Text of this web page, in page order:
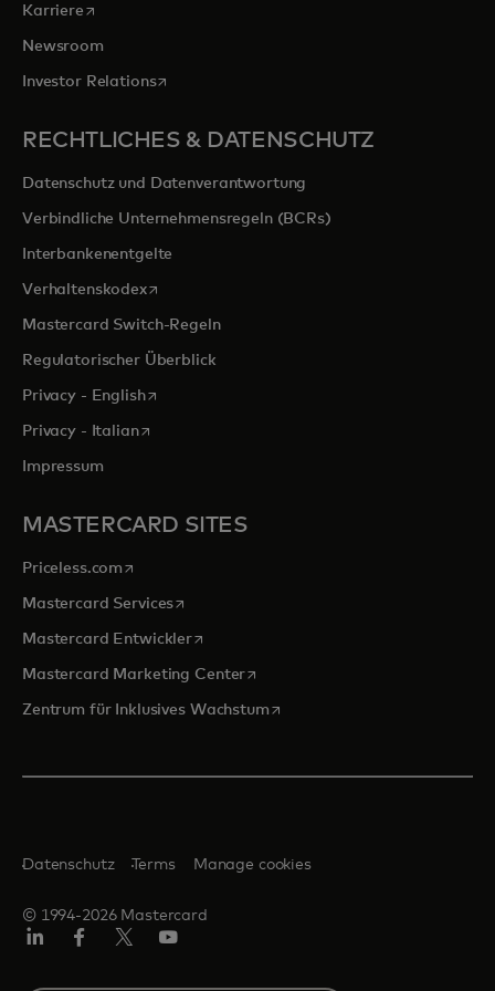
Karrierewird in einer neuen Registerkarte geöffnet
Newsroom
Investor Relationswird in einer neuen Registerkarte geöffnet
RECHTLICHES & DATENSCHUTZ
Datenschutz und Datenverantwortung
Verbindliche Unternehmensregeln (BCRs)
Interbankenentgelte
Verhaltenskodexwird in einer neuen Registerkarte geöffnet
Mastercard Switch-Regeln
Regulatorischer Überblick
Privacy - Englishwird in einer neuen Registerkarte geöffnet
Privacy - Italianwird in einer neuen Registerkarte geöffnet
Impressum
MASTERCARD SITES
Priceless.com wird in einer neuen Registerkarte geöffnet
Mastercard Serviceswird in einer neuen Registerkarte geöffnet
Mastercard Entwicklerwird in einer neuen Registerkarte
Mastercard Marketing Centerwird in einer neuen
Zentrum für Inklusives Wachstumwird in einer neuen
© 1994-2026 Mastercard
Datenschutz Terms Manage cookies